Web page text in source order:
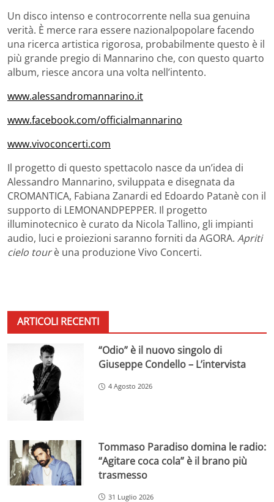
Un disco intenso e controcorrente nella sua genuina
verità. È merce rara essere nazionalpopolare facendo
una ricerca artistica rigorosa, probabilmente questo è il
più grande pregio di Mannarino che, con questo quarto
album, riesce ancora una volta nell’intento.
www.alessandromannarino.it
www.facebook.com/officialmannarino
www.vivoconcerti.com
Il progetto di questo spettacolo nasce da un’idea di
Alessandro Mannarino, sviluppata e disegnata da
CROMANTICA, Fabiana Zanardi ed Edoardo Patanè con il
supporto di LEMONANDPEPPER. Il progetto
illuminotecnico è curato da Nicola Tallino, gli impianti
audio, luci e proiezioni saranno forniti da AGORA. Apriti
cielo tourè una produzione Vivo Concerti.
ARTICOLI RECENTI
“Odio” è il nuovo singolo di
Giuseppe Condello – L’intervista
4 Agosto 2026
Tommaso Paradiso domina le radio:
“Agitare coca cola” è il brano più
trasmesso
31 Luglio 2026